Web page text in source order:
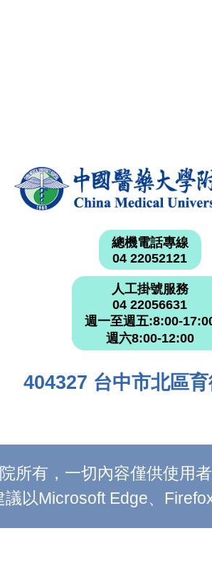
總機電話專線
04 22052121
人工掛號服務
04 22056631
週一至週五:8:00-
週六8:00-12:00
404327 台中市北區
所有，一切內容僅供使用
以Microsoft Edge、